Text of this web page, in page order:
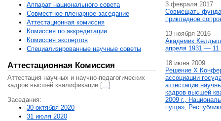
Аппарат национального совета
Совместное пленарное заседание
Аттестационная комисcия
Комиссия по аккредитации
Комиссия экспертов
Специализированные научные советы
Аттестационная Комиссия
Аттестация научных и научно-педагогических
кадров высшей квалификации […]
Заседания:
30 октября 2020
31 июля 2020
3 февраля 2017
Совмещать
прикладное
13 ноября 2016
Академик
апреля 1931 — 11
18 июня 2009
Решение X
ассоциации
аттестации
кадров высшей
2009 г.,
пуща»,